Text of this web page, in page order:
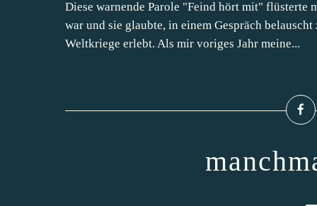
Diese warnende Parole "Feind hört mit" flüsterte
war und sie glaubte, in einem Gespräch
Weltkriege erlebt. Als mir voriges Jahr meine...